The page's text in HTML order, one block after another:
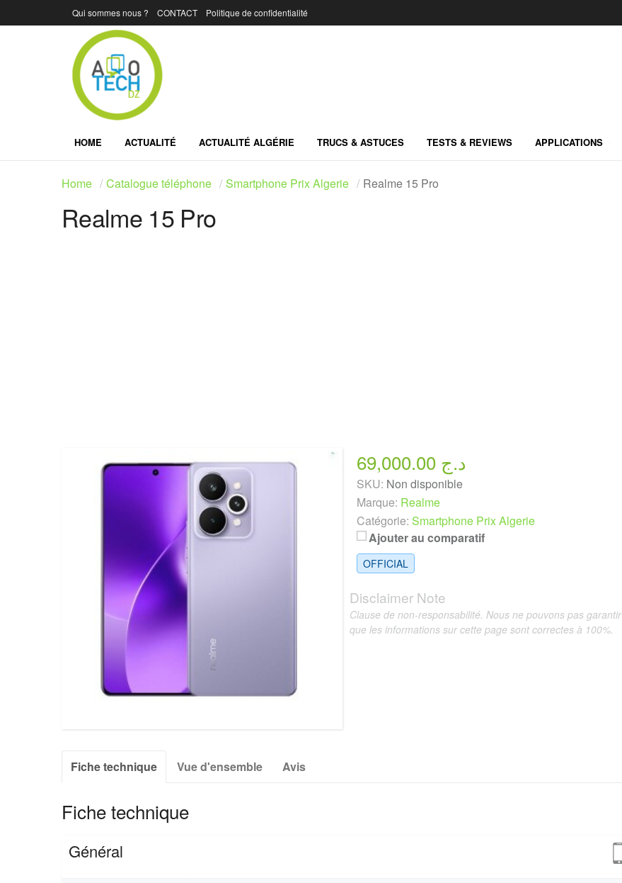
Qui sommes nous ? CONTACT Politique de confidentialité
HOME ACTUALITÉ ACTUALITÉ ALGÉRIE TRUCS & ASTUCES TESTS & REVIEWS APPLICATIONS
Home Catalogue téléphone Smartphone Prix Algerie Realme 15 Pro
Realme 15 Pro
69,000.00 د.ج
SKU: Non disponible
Marque: Realme
Catégorie: Smartphone Prix Algerie
Ajouter au comparatif
OFFICIAL
Fiche technique Vue d'ensemble Avis
Fiche technique
Général
Disclaimer Note
Clause de non-responsabilité. Nous ne pouvons pas garantir
que les informations sur cette page sont correctes à 100%.